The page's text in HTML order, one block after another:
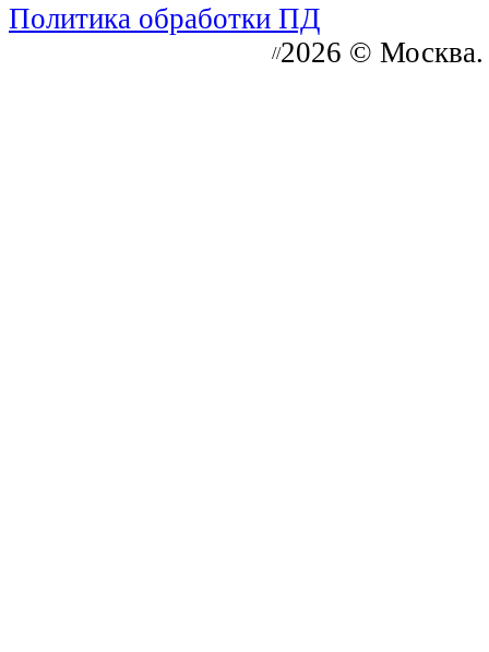
Политика обработки ПД
//2026 ©